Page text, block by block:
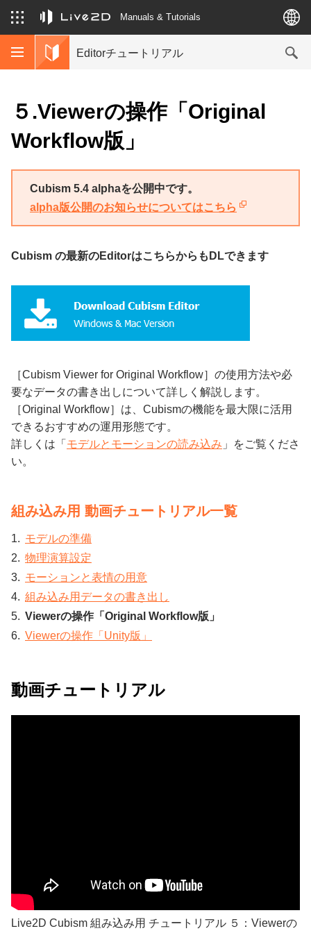
Manuals & Tutorials
Editorチュートリアル
５.Viewerの操作「Original
Workflow版」
Cubism 5.4 alphaを公開中です。
alpha版公開のお知らせについてはこちら
Cubism の最新のEditorはこちらからもDLできます
［Cubism Viewer for Original Workflow］の使用方法や必
要なデータの書き出しについて詳しく解説します。
［Original Workflow］は、Cubismの機能を最大限に活用
できるおすすめの運用形態です。
詳しくは「 モデルとモーションの読み込み 」をご覧くださ
い。
組み込み用 動画チュートリアル一覧
モデルの準備
物理演算設定
モーションと表情の用意
組み込み用データの書き出し
Viewerの操作「Original Workflow版」
Viewerの操作「Unity版」
動画チュートリアル
Live2D Cubism 組み込み用 チュートリアル ５：Viewerの